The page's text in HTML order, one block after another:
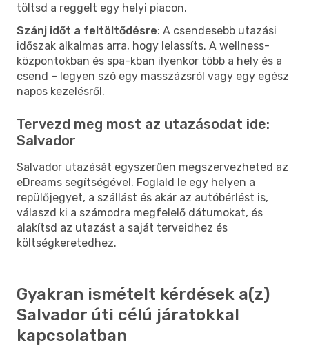
töltsd a reggelt egy helyi piacon.
Szánj időt a feltöltődésre: A csendesebb utazási
időszak alkalmas arra, hogy lelassíts. A wellness-
központokban és spa-kban ilyenkor több a hely és a
csend – legyen szó egy masszázsról vagy egy egész
napos kezelésről.
Tervezd meg most az utazásodat ide:
Salvador
Salvador utazását egyszerűen megszervezheted az
eDreams segítségével. Foglald le egy helyen a
repülőjegyet, a szállást és akár az autóbérlést is,
válaszd ki a számodra megfelelő dátumokat, és
alakítsd az utazást a saját terveidhez és
költségkeretedhez.
Gyakran ismételt kérdések a(z)
Salvador úti célú járatokkal
kapcsolatban